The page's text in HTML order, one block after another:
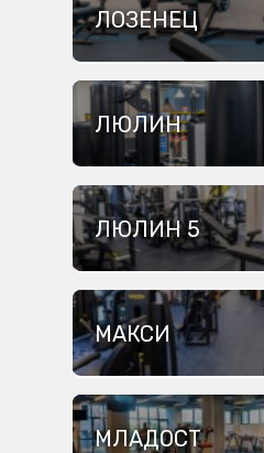
ЛОЗЕНЕЦ
ЛЮЛИН
ЛЮЛИН 5
МАКСИ
МЛАДОСТ